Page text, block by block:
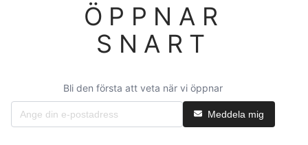
ÖPPNAR
SNART
Bli den första att veta när vi öppnar
Meddela mig